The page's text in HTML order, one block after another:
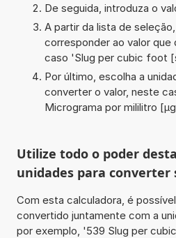
De seguida, introduza o
A partir da lista de
corresponder ao valor
caso 'Slug per cubic foot
Por último, escolha a
converter o valor, neste
Micrograma por mililitro
Utilize todo o poder
unidades para
Com esta calculadora, é
convertido juntamente com a
por exemplo, '539 Slug per